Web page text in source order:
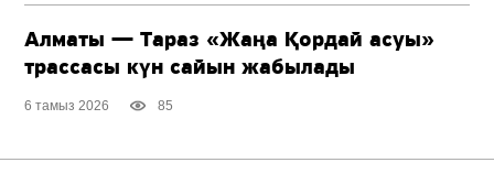
Алматы — Тараз «Жаңа Қордай асуы»
трассасы күн сайын жабылады
6 тамыз 2026 85